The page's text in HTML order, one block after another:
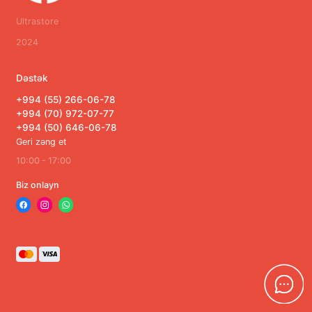
Ultrastore
2024
Dəstək
+994 (55) 266-06-78
+994 (70) 972-07-77
+994 (50) 646-06-78
Geri zəng et
10:00 - 17:00
Biz onlayn